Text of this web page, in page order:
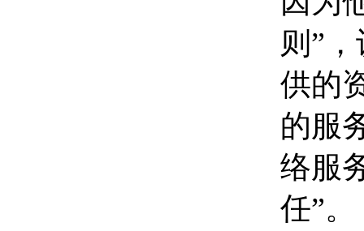
则”
供的
的服
络服
任”。